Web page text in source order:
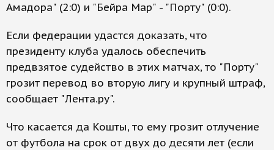
Амадора" (2:0) и "Бейра Мар" - "Порту" (0:0).
Если федерации удастся доказать, что
президенту клуба удалось обеспечить
предвзятое судейство в этих матчах, то "Порту"
грозит перевод во вторую лигу и крупный штраф,
сообщает "Лента.ру".
Что касается да Кошты, то ему грозит отлучение
от футбола на срок от двух до десяти лет (если